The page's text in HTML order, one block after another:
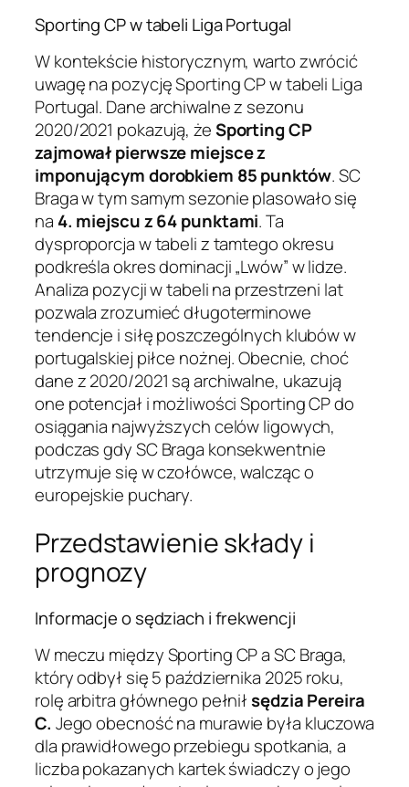
Sporting CP w tabeli Liga Portugal
W kontekście historycznym, warto zwrócić
uwagę na pozycję Sporting CP w tabeli Liga
Portugal. Dane archiwalne z sezonu
2020/2021 pokazują, żeSporting CP
zajmował pierwsze miejsce z
imponującym dorobkiem 85 punktów. SC
Braga w tym samym sezonie plasowało się
na 4. miejscu z 64 punktami. Ta
dysproporcja w tabeli z tamtego okresu
podkreśla okres dominacji „Lwów” w lidze.
Analiza pozycji w tabeli na przestrzeni lat
pozwala zrozumieć długoterminowe
tendencje i siłę poszczególnych klubów w
portugalskiej piłce nożnej. Obecnie, choć
dane z 2020/2021 są archiwalne, ukazują
one potencjał i możliwości Sporting CP do
osiągania najwyższych celów ligowych,
podczas gdy SC Braga konsekwentnie
utrzymuje się w czołówce, walcząc o
europejskie puchary.
Przedstawienie składy i
prognozy
Informacje o sędziach i frekwencji
W meczu między Sporting CP a SC Braga,
który odbył się 5 października 2025 roku,
rolę arbitra głównego pełniłsędzia Pereira
C. Jego obecność na murawie była kluczowa
dla prawidłowego przebiegu spotkania, a
liczba pokazanych kartek świadczy o jego